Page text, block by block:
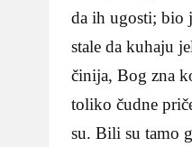
da ih ugosti; bio
stale da kuhaju
činija, Bog zna
toliko čudne
su. Bili su tamo